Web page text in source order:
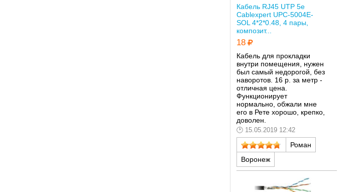
Кабель RJ45 UTP 5е
Cablexpert UPC-5004E-
SOL 4*2*0.48, 4 пары,
композит...
18
Кабель для прокладки
внутри помещения, нужен
был самый недорогой, без
наворотов. 16 р. за метр -
отличная цена.
Функционирует
нормально, обжали мне
его в Рете хорошо, крепко,
доволен.
15.05.2019 12:42
Роман
Воронеж